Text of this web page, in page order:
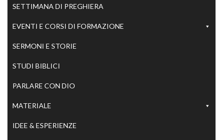
SETTIMANA DI PREGHIERA
EVENTI E CORSI DI FORMAZIONE
SERMONI E STORIE
STUDI BIBLICI
PARLARE CON DIO
MATERIALE
IDEE & ESPERIENZE